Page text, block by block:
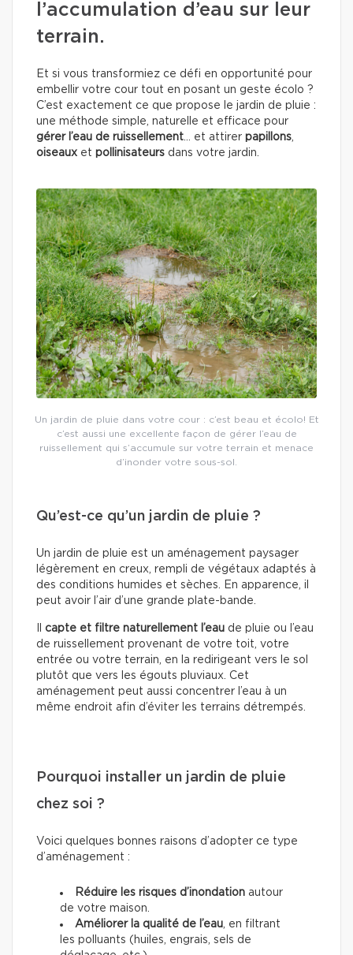
l’accumulation d’eau sur leur
terrain.
Et si vous transformiez ce défi en opportunité pour
embellir votre cour tout en posant un geste écolo ?
C’est exactement ce que propose le jardin de pluie :
une méthode simple, naturelle et efficace pour
gérer l’eau de ruissellement… et attirer papillons,
oiseaux et pollinisateurs dans votre jardin.
Un jardin de pluie dans votre cour : c’est beau et écolo! Et
c’est aussi une excellente façon de gérer l’eau de
ruissellement qui s’accumule sur votre terrain et menace
d’inonder votre sous-sol.
Qu’est-ce qu’un jardin de pluie ?
Un jardin de pluie est un aménagement paysager
légèrement en creux, rempli de végétaux adaptés à
des conditions humides et sèches. En apparence, il
peut avoir l’air d’une grande plate-bande.
capte et filtre naturellement l’eau de pluie ou l’eau
de ruissellement provenant de votre toit, votre
entrée ou votre terrain, en la redirigeant vers le sol
plutôt que vers les égouts pluviaux. Cet
aménagement peut aussi concentrer l’eau à un
même endroit afin d’éviter les terrains détrempés.
Pourquoi installer un jardin de pluie
chez soi ?
Voici quelques bonnes raisons d’adopter ce type
d’aménagement :
Réduire les risques d’inondation autour
de votre maison.
Améliorer la qualité de l’eau, en filtrant
les polluants (huiles, engrais, sels de